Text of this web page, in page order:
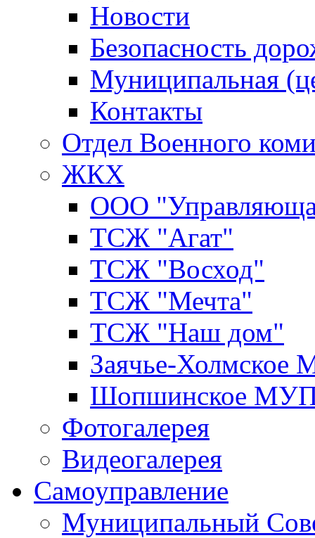
Новости
Безопасность
Муниципальная
Контакты
Отдел Военного
ЖКХ
ООО
ТСЖ "Агат"
ТСЖ "Восход"
ТСЖ "Мечта"
ТСЖ "Наш дом"
Заячье-
Шопшинское
Фотогалерея
Видеогалерея
Самоуправление
Муниципальный